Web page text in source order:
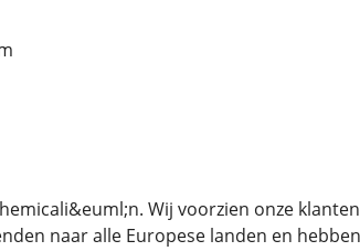
Wij voorzien onze
naar alle Europese landen en